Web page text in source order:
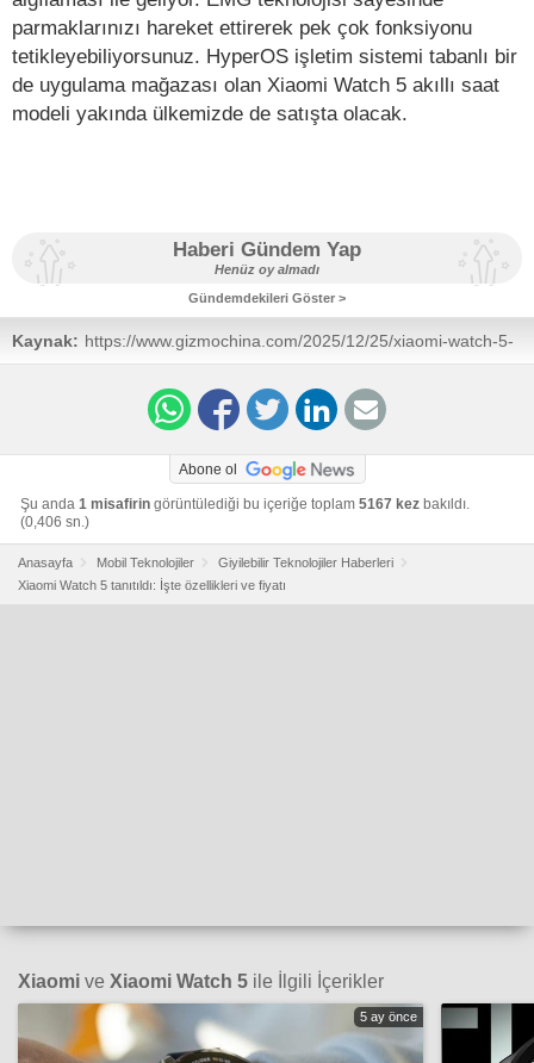
parmaklarınızı hareket ettirerek pek çok fonksiyonu
tetikleyebiliyorsunuz. HyperOS işletim sistemi tabanlı bir
de uygulama mağazası olan Xiaomi Watch 5 akıllı saat
modeli yakında ülkemizde de satışta olacak.
Haberi Gündem Yap
Henüz oy almadı
Gündemdekileri Göster >
Kaynak: https://www.gizmochina.com/2025/12/25/xiaomi-watch-5-
launched-specs-price/
Abone ol
Şu anda 1 misafirin görüntülediği bu içeriğe toplam 5167 kez bakıldı.
(0,406 sn.)
Anasayfa Mobil Teknolojiler
Giyilebilir Teknolojiler Haberleri
Xiaomi Watch 5 tanıtıldı: İşte özellikleri ve fiyatı
Xiaomi ve Xiaomi Watch 5 ile İlgili İçerikler
5 ay önce